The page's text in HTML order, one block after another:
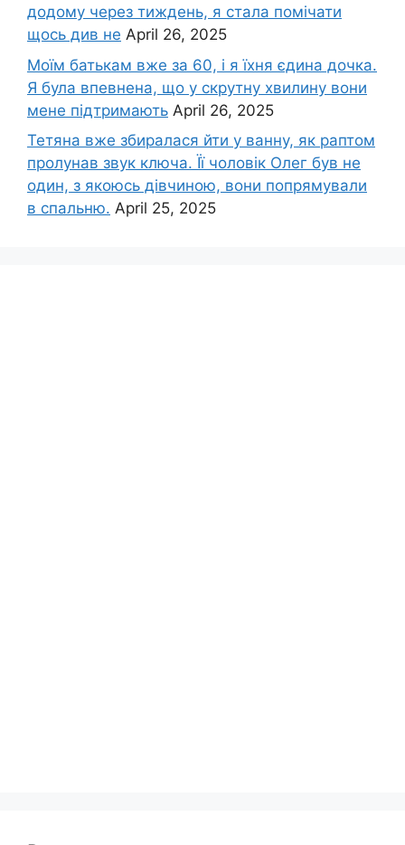
додому через тиждень, я стала помічати
щось див не April 26, 2025
Моїм батькам вже за 60, і я їхня єдина дочка.
Я була впевнена, що у скрутну хвилину вони
мене підтримають April 26, 2025
Тетяна вже збиралася йти у ванну, як раптом
пролунав звук ключа. Її чоловік Олег був не
один, з якоюсь дівчиною, вони попрямували
в спальню. April 25, 2025